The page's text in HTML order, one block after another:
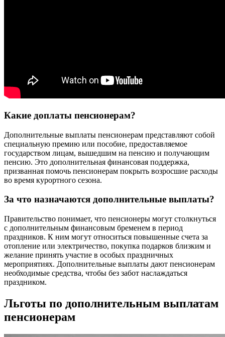
Какие доплаты пенсионерам?
Дополнительные выплаты пенсионерам представляют собой
специальную премию или пособие, предоставляемое
государством лицам, вышедшим на пенсию и получающим
пенсию. Это дополнительная финансовая поддержка,
призванная помочь пенсионерам покрыть возросшие расходы
во время курортного сезона.
За что назначаются дополнительные выплаты?
Правительство понимает, что пенсионеры могут столкнуться
с дополнительным финансовым бременем в период
праздников. К ним могут относиться повышенные счета за
отопление или электричество, покупка подарков близким и
желание принять участие в особых праздничных
мероприятиях. Дополнительные выплаты дают пенсионерам
необходимые средства, чтобы без забот наслаждаться
праздником.
Льготы по дополнительным выплатам
пенсионерам